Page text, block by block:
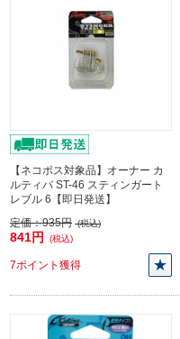
【ネコポス対象品】オーナー カ
ルティバ ST-46 スティンガート
レブル 6【即日発送】
定価：935円 (税込)
841円 (税込)
7ポイント獲得